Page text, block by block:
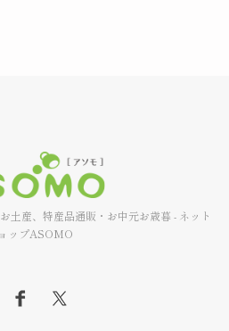
土産、特産品通販・お中元お歳暮 - ネット
ップASOMO